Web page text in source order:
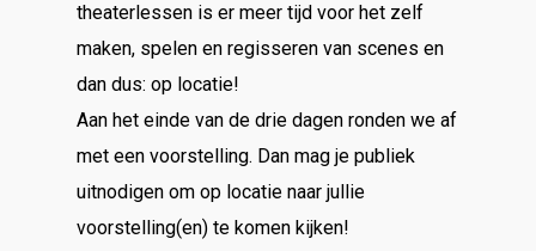
theaterlessen is er meer tijd voor het zelf
maken, spelen en regisseren van scenes en
dan dus: op locatie!
Aan het einde van de drie dagen ronden we af
met een voorstelling. Dan mag je publiek
uitnodigen om op locatie naar jullie
voorstelling(en) te komen kijken!